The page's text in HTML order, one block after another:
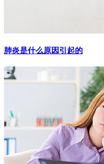
肺炎是什么原因引起的